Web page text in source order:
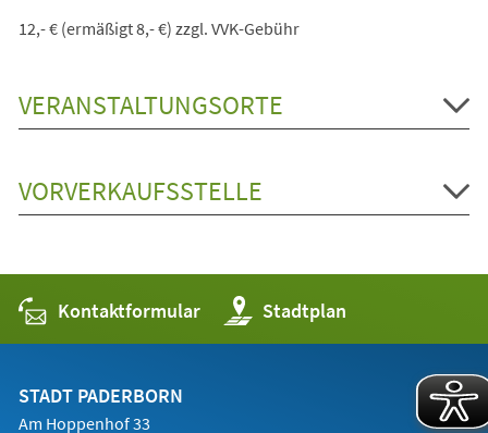
12,- € (ermäßigt 8,- €) zzgl. VVK-Gebühr
VERANSTALTUNGSORTE
VORVERKAUFSSTELLE
Kontaktformular Stadtplan
(Öffnet
in
einem
STADT PADERBORN
Am Hoppenhof 33